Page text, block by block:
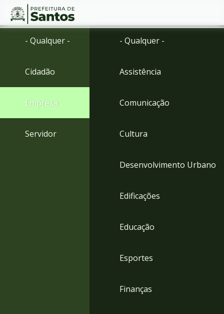
Ir
Ir
menu
Conteúdo
- Qualquer -
Cidadão
Empresa
Servidor
- Qualquer -
Assistência
Comunicação
Cultura
Desenvolvimento Urbano
Edificações
Educação
Esportes
Finanças